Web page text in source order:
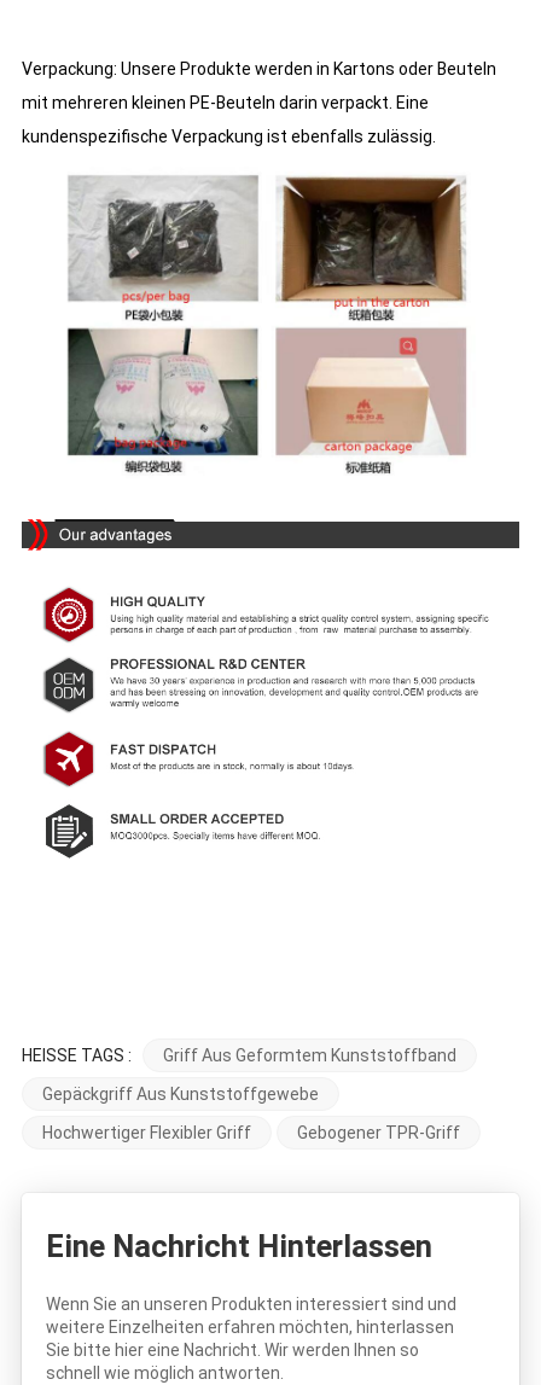
Verpackung: Unsere Produkte werden in Kartons oder Beuteln
mit mehreren kleinen PE-Beuteln darin verpackt. Eine
kundenspezifische Verpackung ist ebenfalls zulässig.
HEISSE TAGS :
Griff Aus Geformtem Kunststoffband
Gepäckgriff Aus Kunststoffgewebe
Hochwertiger Flexibler Griff
Gebogener TPR-Griff
Eine Nachricht Hinterlassen
Wenn Sie an unseren Produkten interessiert sind und
weitere Einzelheiten erfahren möchten, hinterlassen
Sie bitte hier eine Nachricht. Wir werden Ihnen so
schnell wie möglich antworten.